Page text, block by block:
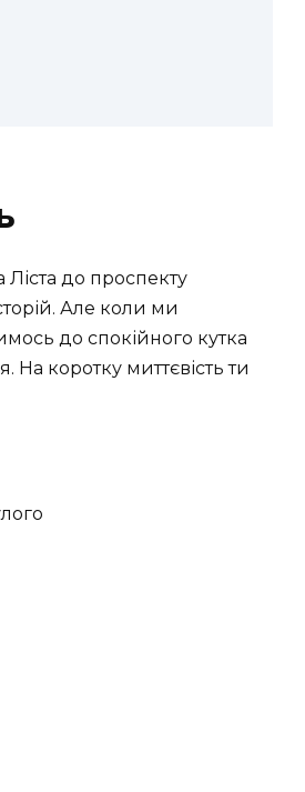
до проспекту
Але коли ми
до спокійного кутка
На коротку миттєвість ти